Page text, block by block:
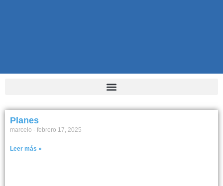
Planes
marcelo febrero 17, 2025
Leer más »